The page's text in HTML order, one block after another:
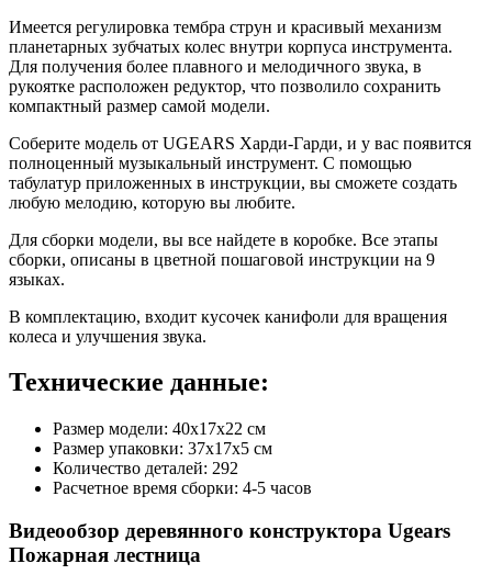
Имеется регулировка тембра струн и красивый механизм
планетарных зубчатых колес внутри корпуса инструмента.
Для получения более плавного и мелодичного звука, в
рукоятке расположен редуктор, что позволило сохранить
компактный размер самой модели.
Соберите модель от UGEARS Харди-Гарди, и у вас появится
полноценный музыкальный инструмент. С помощью
табулатур приложенных в инструкции, вы сможете создать
любую мелодию, которую вы любите.
Для сборки модели, вы все найдете в коробке. Все этапы
сборки, описаны в цветной пошаговой инструкции на 9
языках.
В комплектацию, входит кусочек канифоли для вращения
колеса и улучшения звука.
Технические данные:
Размер модели: 40х17х22 см
Размер упаковки: 37х17х5 см
Количество деталей: 292
Расчетное время сборки: 4-5 часов
Видеообзор деревянного конструктора Ugears
Пожарная лестница